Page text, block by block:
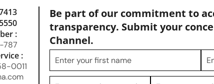
:
787
:
0011
Be part of our commitment to
transparency. Submit your
Channel.